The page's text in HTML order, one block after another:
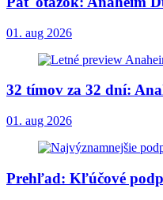
01. aug 2026
32 tímov za 32 dní:
01. aug 2026
Prehľad: Kľúčové